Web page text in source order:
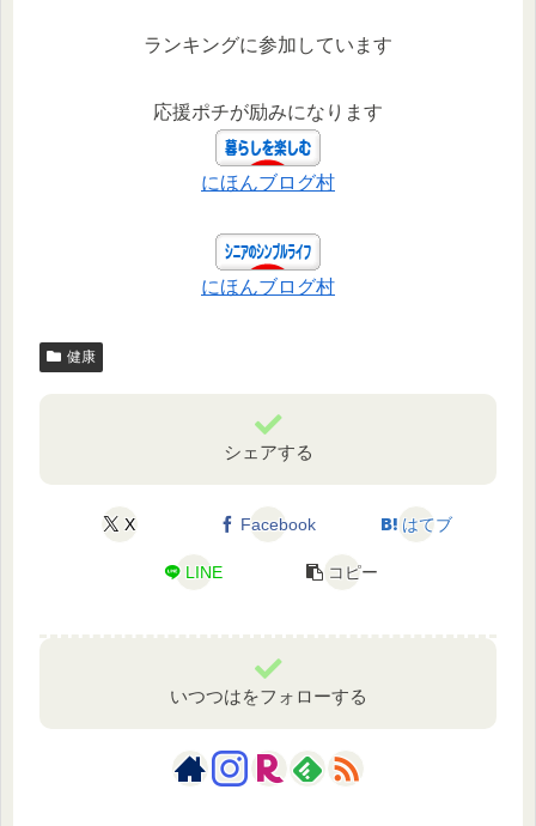
ランキングに参加しています
応援ポチが励みになります
にほんブログ村
にほんブログ村
健康
シェアする
X Facebook はてブ
LINE コピー
いつつはをフォローする